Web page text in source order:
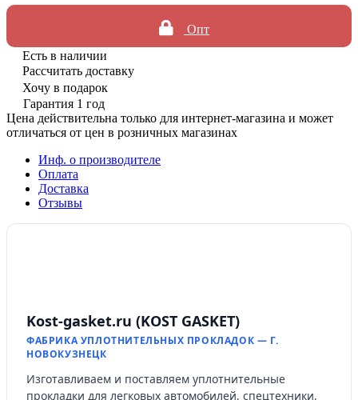
Опт
Есть в наличии
Рассчитать доставку
Хочу в подарок
Гарантия 1 год
Цена действительна только для интернет-магазина и может
отличаться от цен в розничных магазинах
Инф. о производителе
Оплата
Доставка
Отзывы
Kost-gasket.ru (KOST GASKET)
ФАБРИКА УПЛОТНИТЕЛЬНЫХ ПРОКЛАДОК — Г.
НОВОКУЗНЕЦК
Изготавливаем и поставляем уплотнительные
прокладки для легковых автомобилей, спецтехники,